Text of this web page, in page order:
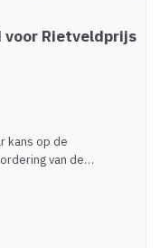
voor Rietveldprijs
kans op de
van de…